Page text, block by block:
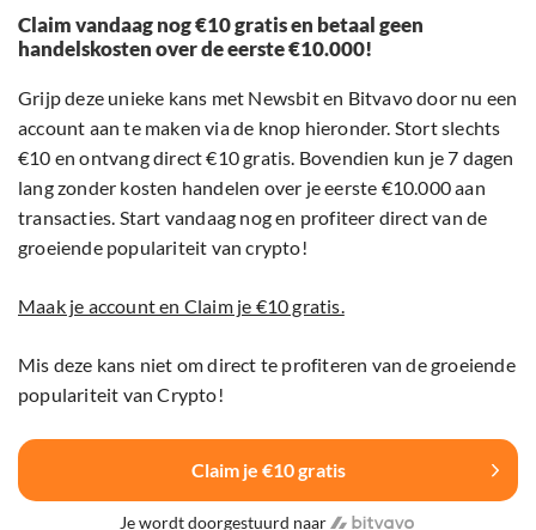
Claim vandaag nog €10 gratis en betaal geen
handelskosten over de eerste €10.000!
Grijp deze unieke kans met Newsbit en Bitvavo door nu een
account aan te maken via de knop hieronder. Stort slechts
€10 en ontvang direct €10 gratis. Bovendien kun je 7 dagen
lang zonder kosten handelen over je eerste €10.000 aan
transacties. Start vandaag nog en profiteer direct van de
groeiende populariteit van crypto!
Maak je account en Claim je €10 gratis.
Mis deze kans niet om direct te profiteren van de groeiende
populariteit van Crypto!
Claim je €10 gratis
Je wordt doorgestuurd naar